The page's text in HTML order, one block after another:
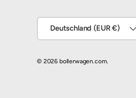
Deutschland (EUR €)
© 2026 bollerwagen.com.